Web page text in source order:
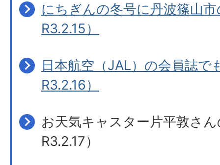
にちぎんの冬号に丹波篠山
R3.2.15）
日本航空（JAL）の会員誌で
R3.2.16）
お天気キャスター片平敦さ
R3.2.17）